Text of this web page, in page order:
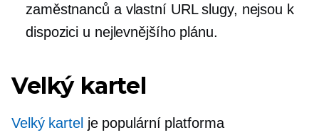
zaměstnanců a vlastní URL slugy, nejsou k
dispozici u nejlevnějšího plánu.
Velký kartel
Velký kartel je populární platforma